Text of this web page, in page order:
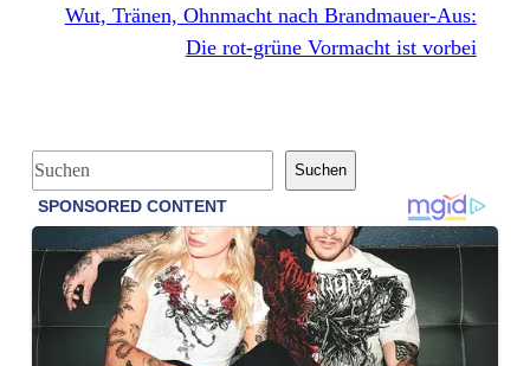
Wut, Tränen, Ohnmacht nach Brandmauer-Aus:
Die rot-grüne Vormacht ist vorbei
S
u
h
n
Suchen